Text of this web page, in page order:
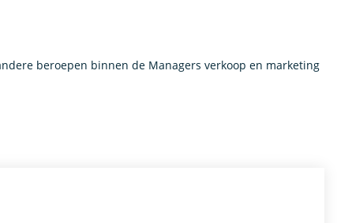
beroepen binnen de Managers verkoop en marketing